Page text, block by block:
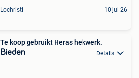
Lochristi 10 jul 26
Te koop gebruikt Heras hekwerk.
Bieden Details